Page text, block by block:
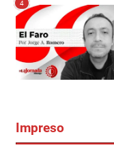
4
Impreso